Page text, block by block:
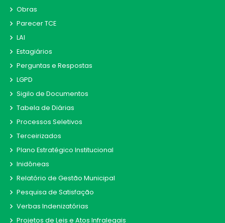
Obras
Parecer TCE
LAI
Estagiários
Perguntas e Respostas
LGPD
Sigilo de Documentos
Tabela de Diárias
Processos Seletivos
Terceirizados
Plano Estratégico Institucional
Inidôneas
Relatório de Gestão Municipal
Pesquisa de Satisfação
Verbas Indenizatórias
Projetos de Leis e Atos Infralegais